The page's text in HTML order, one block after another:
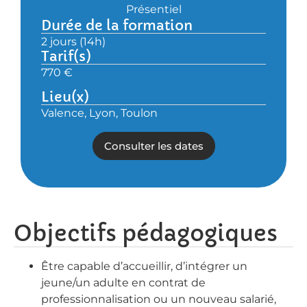
Présentiel
Durée de la formation
2 jours (14h)
Tarif(s)
770 €
Lieu(x)
Valence, Lyon, Toulon
Consulter les dates
Objectifs pédagogiques
Être capable d’accueillir, d’intégrer un
jeune/un adulte en contrat de
professionnalisation ou un nouveau salarié,